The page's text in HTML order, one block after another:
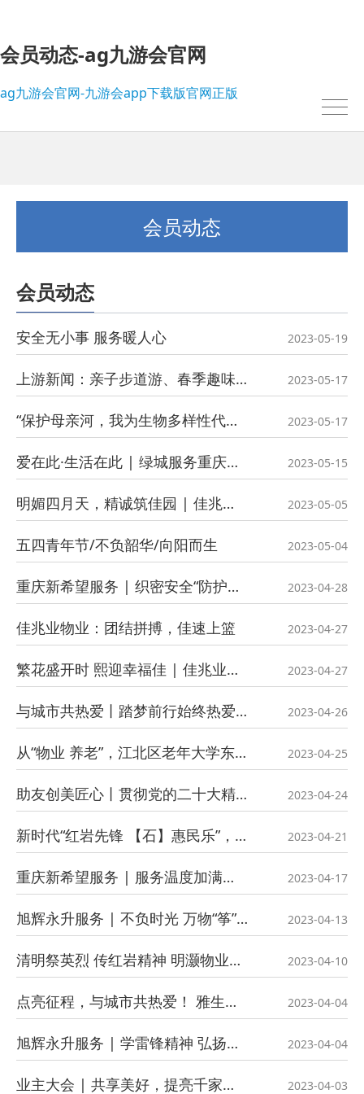
会员动态-ag九游会官网
ag九游会官网-九游会app下载版官网正版
会员动态
会员动态
我的位置： ag九游会官网-九游会app下载版官网正版>会员动态
安全无小事 服务暖人心 2023-05-19
上游新闻：亲子步道游、春季趣味跑 天骄智慧服务与业主共建和谐社区 2023-05-17
“保护母亲河，我为生物多样性代言” 碧桂园服务公益活动获居民好评 2023-05-17
爱在此·生活在此 | 绿城服务重庆公司幸福里邻里节美好启幕 2023-05-15
明媚四月天，精诚筑佳园 | 佳兆业美好重庆分公司四月合辑 2023-05-05
五四青年节/不负韶华/向阳而生 2023-05-04
重庆新希望服务 | 织密安全“防护网”，护航幸福假期 2023-04-28
佳兆业物业：团结拼搏，佳速上篮 2023-04-27
繁花盛开时 熙迎幸福佳 | 佳兆业美好重庆分公司篆山熙园交付 2023-04-27
与城市共热爱丨踏梦前行始终热爱，厚植城市基因，焕发山城新风貌 2023-04-26
从“物业 养老”，江北区老年大学东方分校铸立打造夕阳精采人生 2023-04-25
助友创美匠心丨贯彻党的二十大精神党建联建活动暨新就业形态物业专业技能大赛圆满举办 2023-04-24
新时代“红岩先锋 【石】惠民乐”，有你更有我 2023-04-21
重庆新希望服务 | 服务温度加满，描绘春日“锦”色 2023-04-17
旭辉永升服务 | 不负时光 万物“筝”春 2023-04-13
清明祭英烈 传红岩精神 明灏物业赴烈士墓缅怀先烈 2023-04-10
点亮征程，与城市共热爱！ 雅生活华西区域健康跑「重庆站」活力开跑 2023-04-04
旭辉永升服务 | 学雷锋精神 弘扬助人为乐价值观 2023-04-04
业主大会 | 共享美好，提亮千家万户的幸福成色 2023-04-03